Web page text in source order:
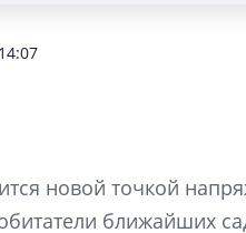
новой точкой
ближайших